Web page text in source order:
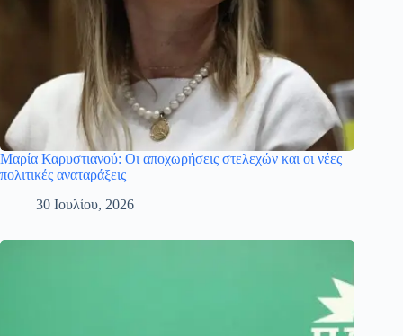
Μαρία Καρυστιανού: Οι αποχωρήσεις στελεχών και οι νέες
πολιτικές αναταράξεις
30 Ιουλίου, 2026